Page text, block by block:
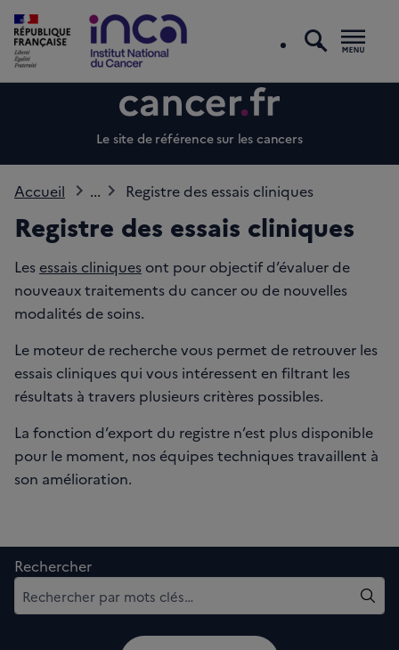
Le site de référence sur les cancers
Accueil ... Registre des essais cliniques
Registre des essais cliniques
Les essais cliniques ont pour objectif d’évaluer de
nouveaux traitements du cancer ou de nouvelles
modalités de soins.
Le moteur de recherche vous permet de retrouver les
essais cliniques qui vous intéressent en filtrant les
résultats à travers plusieurs critères possibles.
La fonction d’export du registre n’est plus disponible
pour le moment, nos équipes techniques travaillent à
son amélioration.
Rechercher